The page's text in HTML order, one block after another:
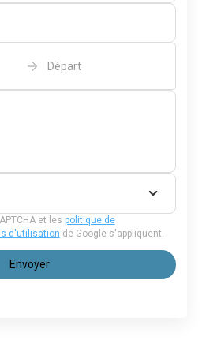
Départ
et les politique de
d'utilisation de Google s'appliquent.
Envoyer